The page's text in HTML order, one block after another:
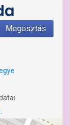
Megosztás